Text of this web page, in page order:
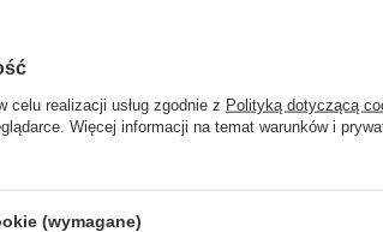
realizacji usług zgodnie z Polityką dotyczącą
Więcej informacji na temat warunków i
(wymagane)